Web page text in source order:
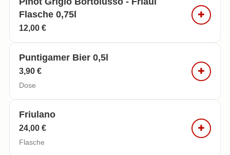
Flasche 0,75l
12,00 €
Puntigamer Bier 0,5l
3,90 €
Dose
Friulano
24,00 €
Flasche